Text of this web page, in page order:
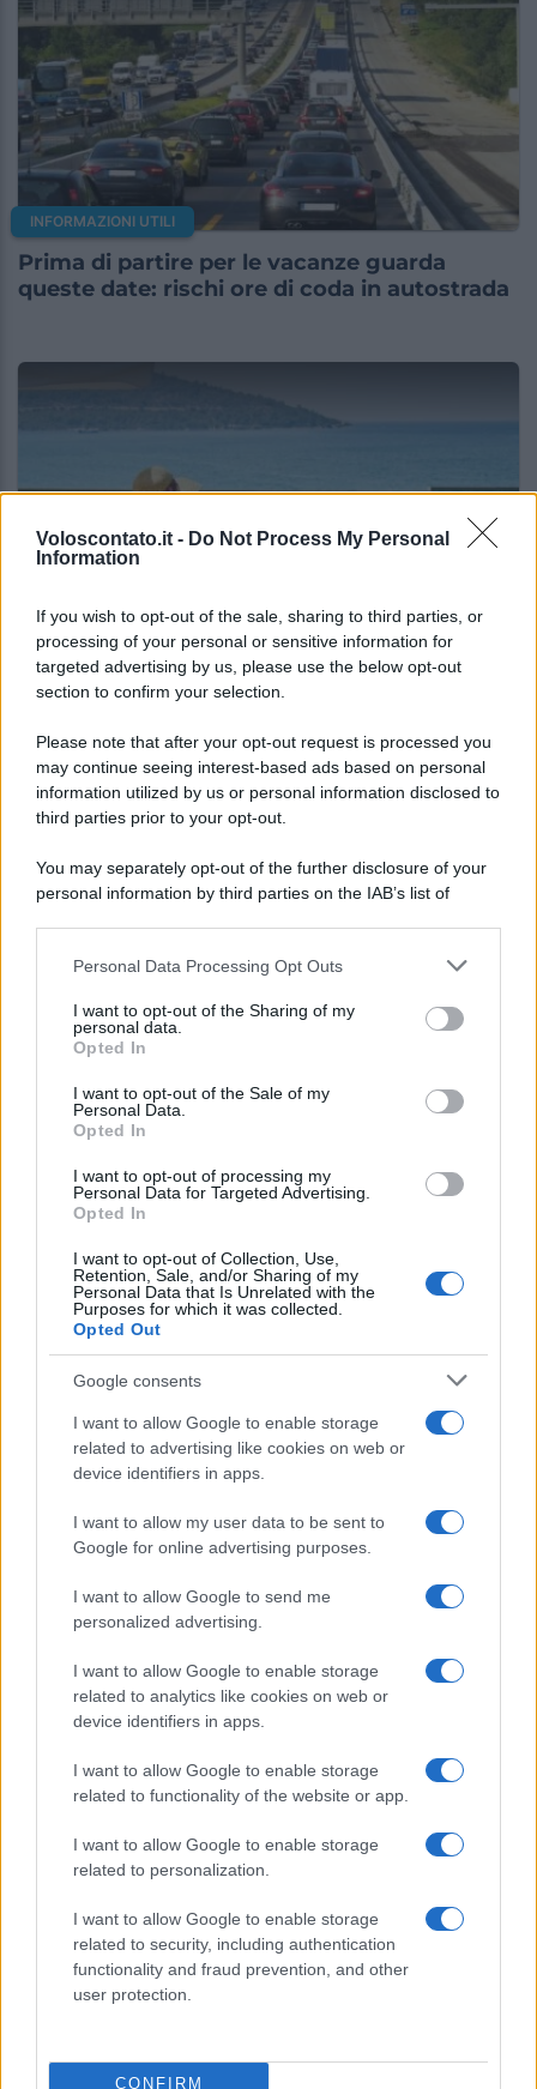
Voloscontato.it - Do Not Process My Personal
Information
If you wish to opt-out of the sale, sharing to third parties, or
processing of your personal or sensitive information for
targeted advertising by us, please use the below opt-out
section to confirm your selection.
Please note that after your opt-out request is processed you
may continue seeing interest-based ads based on personal
information utilized by us or personal information disclosed to
third parties prior to your opt-out.
You may separately opt-out of the further disclosure of your
personal information by third parties on the IAB’s list of
This information may also be disclosed by us to third parties
disclose it to other third parties.
Please note that this website/app uses one or more Google
services and may gather and store information including but
not limited to your visit or usage behaviour. You may click to
grant or deny consent to Google and its third-party tags to
consent section.
Personal Data Processing Opt Outs
I want to opt-out of the Sharing of my
personal data.
Opted In
I want to opt-out of the Sale of my
Personal Data.
Opted In
I want to opt-out of processing my
Personal Data for Targeted Advertising.
Opted In
I want to opt-out of Collection, Use,
Retention, Sale, and/or Sharing of my
Personal Data that Is Unrelated with the
Purposes for which it was collected.
Opted Out
Google consents
I want to allow Google to enable storage
related to advertising like cookies on web or
device identifiers in apps.
I want to allow my user data to be sent to
Google for online advertising purposes.
I want to allow Google to send me
personalized advertising.
I want to allow Google to enable storage
related to analytics like cookies on web or
device identifiers in apps.
I want to allow Google to enable storage
related to functionality of the website or app.
I want to allow Google to enable storage
related to personalization.
I want to allow Google to enable storage
related to security, including authentication
functionality and fraud prevention, and other
user protection.
CONFIRM
INFORMAZIONI UTILI
Prima di partire per le vacanze guarda
queste date: rischi ore di coda in autostrada
INFORMAZIONI UTILI
Prima di prenotare un villaggio turistico last
minute verifica questi aspetti fondamentali
Lo sapevi che...
secondo di agosto porta grosse novità
per chi andrà in montagna
Una località di montagna vuole attirare
nomadi digitali con case e spazi di co-
working
“Vinted dei viaggi”: ora puoi acquistare
vacanze già prenotate risparmiando
CHI
SIAMO
PARTNERSHIP E
ACCREDITAMENTI
© 2026 - VOLOSCONTATO CONSIGLI E DIARI DI VIAGGIO - P.IVA
04827280654 – TESTATA REGISTRATA AL TRIBUNALE DI NOCERA
INFERIORE N. 3/2026 – REG. N. 1894/2026 ISCRIZIONE AL ROC N.
35792 – ISCRITTA ALL’ANSO (ASSOCIAZIONE NAZIONALE STAMPA
ONLINE)
MAPPA DEL SITO